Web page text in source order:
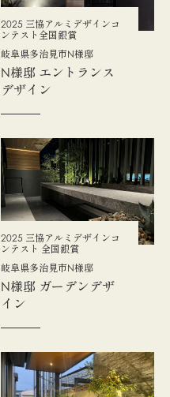
2025 三協アルミデザインコ
ンテスト全国銀賞
岐阜県多治見市N様邸
N様邸 エントランス
デザイン
2025 三協アルミデザインコ
ンテスト 全国銀賞
岐阜県多治見市N様邸
N様邸 ガーデンデザ
イン